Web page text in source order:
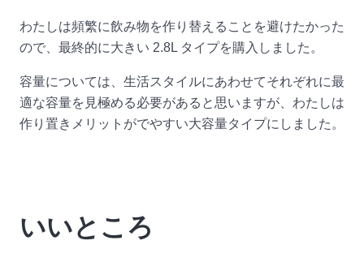
わたしは頻繁に飲み物を作り替えることを避けたかった
ので、最終的に大きい 2.8L タイプを購入しました。
容量については、生活スタイルにあわせてそれぞれに最
適な容量を見極める必要があると思いますが、わたしは
作り置きメリットがでやすい大容量タイプにしました。
いいところ